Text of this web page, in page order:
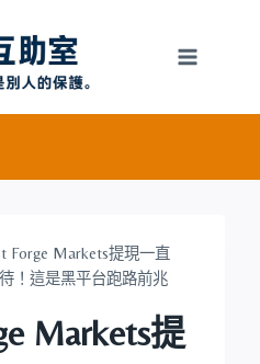
Forge Markets提現一直
！這是黑平台跑路前兆
Markets提